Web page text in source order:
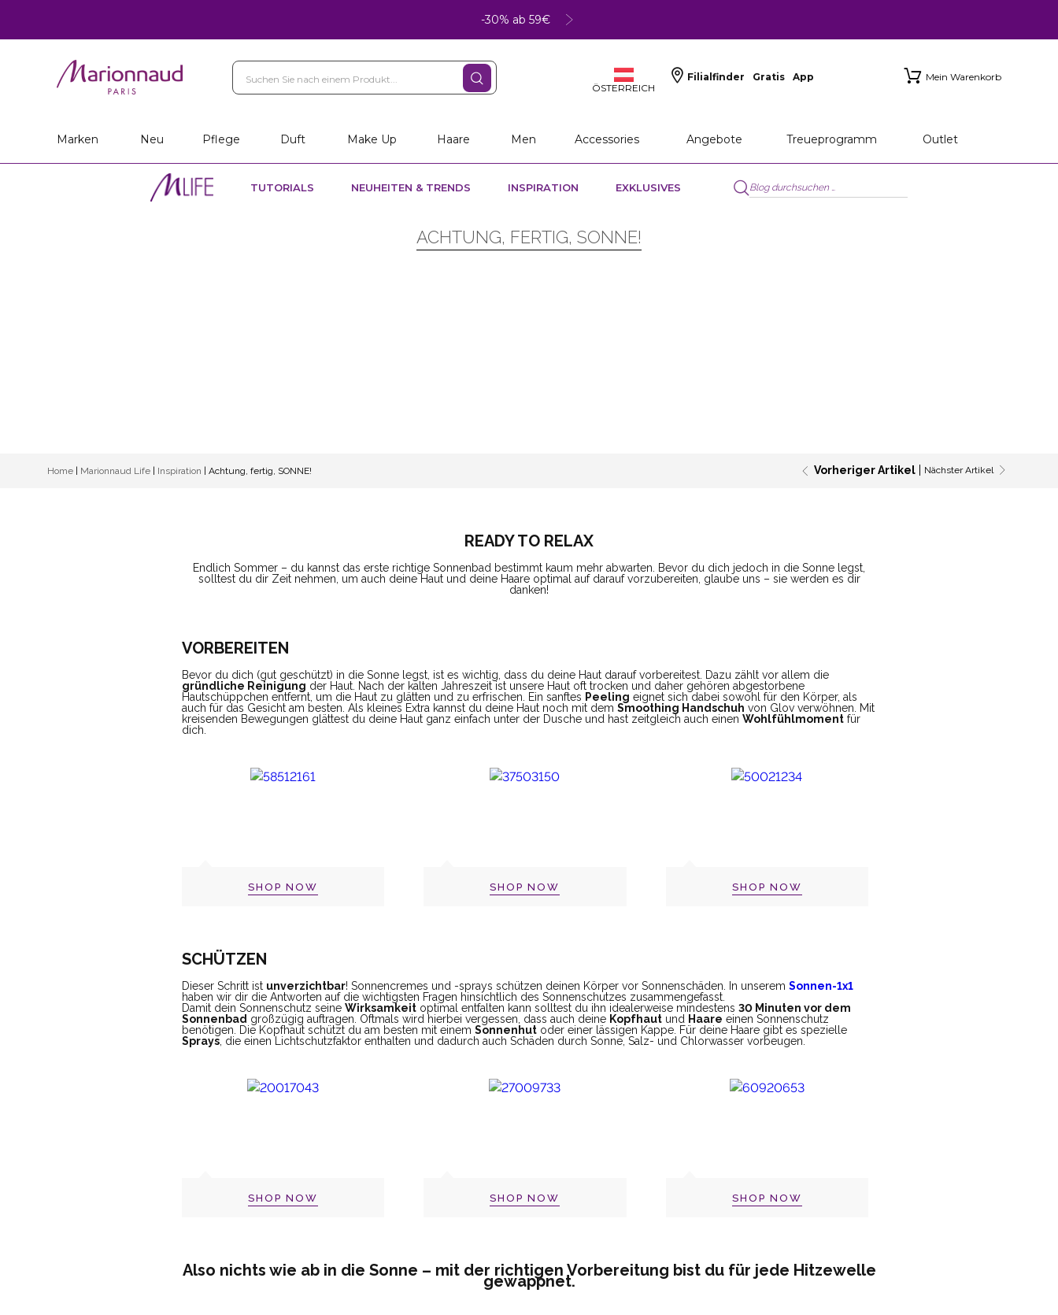
-30% ab 59€
ÖSTERREICH
Filialfinder Gratis App Mein Warenkorb
Marken Neu Pflege Duft Make Up Haare Men Accessories Angebote Treueprogramm Outlet
TUTORIALS NEUHEITEN & TRENDS INSPIRATION EXKLUSIVES
ACHTUNG, FERTIG, SONNE!
Home | Marionnaud Life | Inspiration | Achtung, fertig, SONNE! Vorheriger Artikel Nächster Artikel
READY TO RELAX
Endlich Sommer – du kannst das erste richtige Sonnenbad bestimmt kaum mehr abwarten. Bevor du dich jedoch in die Sonne legst,
solltest du dir Zeit nehmen, um auch deine Haut und deine Haare optimal auf darauf vorzubereiten, glaube uns – sie werden es dir
danken!
VORBEREITEN
Bevor du dich (gut geschützt) in die Sonne legst, ist es wichtig, dass du deine Haut darauf vorbereitest. Dazu zählt vor allem die
gründliche Reinigung der Haut. Nach der kalten Jahreszeit ist unsere Haut oft trocken und daher gehören abgestorbene
Hautschüppchen entfernt, um die Haut zu glätten und zu erfrischen. Ein sanftes Peeling eignet sich dabei sowohl für den Körper, als
auch für das Gesicht am besten. Als kleines Extra kannst du deine Haut noch mit dem Smoothing Handschuh von Glov verwöhnen. Mit
kreisenden Bewegungen glättest du deine Haut ganz einfach unter der Dusche und hast zeitgleich auch einen Wohlfühlmoment für
dich.
SHOP NOW SHOP NOW SHOP NOW
SCHÜTZEN
Dieser Schritt ist unverzichtbar! Sonnencremes und -sprays schützen deinen Körper vor Sonnenschäden. In unserem Sonnen-1x1
haben wir dir die Antworten auf die wichtigsten Fragen hinsichtlich des Sonnenschutzes zusammengefasst.
Damit dein Sonnenschutz seine Wirksamkeit optimal entfalten kann solltest du ihn idealerweise mindestens 30 Minuten vor dem
Sonnenbad großzügig auftragen. Oftmals wird hierbei vergessen, dass auch deine Kopfhaut und Haare einen Sonnenschutz
benötigen. Die Kopfhaut schützt du am besten mit einem Sonnenhut oder einer lässigen Kappe. Für deine Haare gibt es spezielle
Sprays , die einen Lichtschutzfaktor enthalten und dadurch auch Schäden durch Sonne, Salz- und Chlorwasser vorbeugen.
SHOP NOW SHOP NOW SHOP NOW
Also nichts wie ab in die Sonne – mit der richtigen Vorbereitung bist du für jede Hitzewelle
gewappnet.